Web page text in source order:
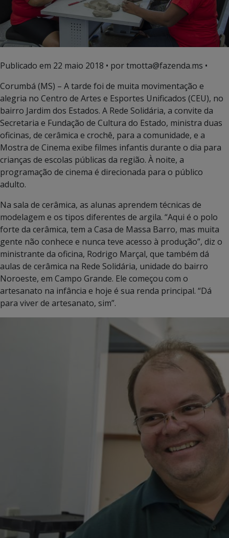
Publicado em 22 maio 2018 • por tmotta@fazenda.ms •
Corumbá (MS) – A tarde foi de muita movimentação e
alegria no Centro de Artes e Esportes Unificados (CEU), no
bairro Jardim dos Estados. A Rede Solidária, a convite da
Secretaria e Fundação de Cultura do Estado, ministra duas
oficinas, de cerâmica e crochê, para a comunidade, e a
Mostra de Cinema exibe filmes infantis durante o dia para
crianças de escolas públicas da região. À noite, a
programação de cinema é direcionada para o público
adulto.
Na sala de cerâmica, as alunas aprendem técnicas de
modelagem e os tipos diferentes de argila. “Aqui é o polo
forte da cerâmica, tem a Casa de Massa Barro, mas muita
gente não conhece e nunca teve acesso à produção”, diz o
ministrante da oficina, Rodrigo Marçal, que também dá
aulas de cerâmica na Rede Solidária, unidade do bairro
Noroeste, em Campo Grande. Ele começou com o
artesanato na infância e hoje é sua renda principal. “Dá
para viver de artesanato, sim”.